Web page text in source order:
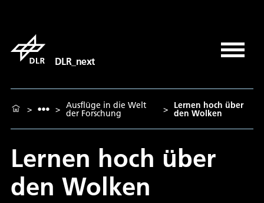
DLR_next
> > Ausflüge in die Welt
der Forschung > Lernen hoch über
den Wolken
Lernen hoch über
den Wolken